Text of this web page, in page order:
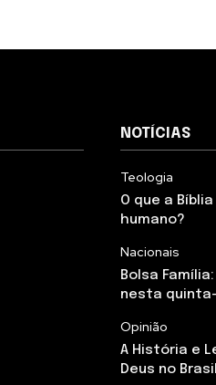
NOTÍCIAS
Teologia
O que a
humano?
Nacionais
Bolsa
nesta
Opinião
A História e
Deus no Brasil